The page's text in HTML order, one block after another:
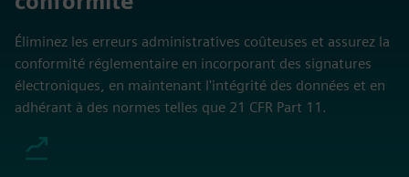
Éliminez les erreurs administratives coûteuses et assurez la
conformité réglementaire en incorporant des signatures
électroniques, en maintenant l'intégrité des données et en
adhérant à des normes telles que 21 CFR Part 11.